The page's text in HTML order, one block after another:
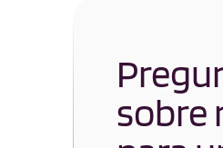
sobre